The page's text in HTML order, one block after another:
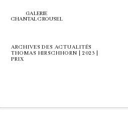
GALERIE
CHANTAL CROUSEL
ARCHIVES DES ACTUALITÉS
THOMAS HIRSCHHORN | 2023 |
PRIX